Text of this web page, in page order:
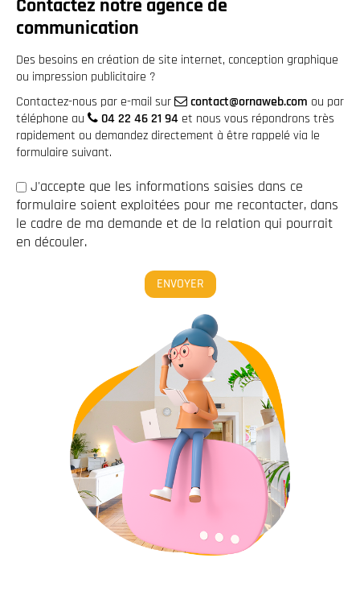
Contactez notre agence de
communication
Des besoins en création de site internet, conception graphique
ou impression publicitaire ?
Contactez-nous par e-mail sur
contact@ornaweb.com ou par
téléphone au
04 22 46 21 94 et nous vous répondrons très
rapidement ou demandez directement à être rappelé via le
formulaire suivant.
J'accepte que les informations saisies dans ce
formulaire soient exploitées pour me recontacter, dans
le cadre de ma demande et de la relation qui pourrait
en découler.